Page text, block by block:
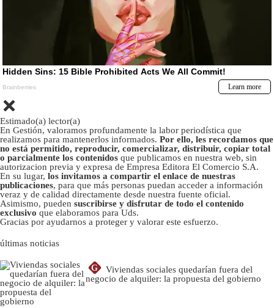
Estimado(a) lector(a)
En Gestión, valoramos profundamente la labor periodística que
realizamos para mantenerlos informados. Por ello, les recordamos que
no está permitido, reproducir, comercializar, distribuir, copiar total
o parcialmente los contenidos que publicamos en nuestra web, sin
autorizacion previa y expresa de Empresa Editora El Comercio S.A.
En su lugar, los invitamos a compartir el enlace de nuestras
publicaciones, para que más personas puedan acceder a información
veraz y de calidad directamente desde nuestra fuente oficial.
Asimismo, pueden suscribirse y disfrutar de todo el contenido
exclusivo que elaboramos para Uds.
Gracias por ayudarnos a proteger y valorar este esfuerzo.
últimas noticias
G
Viviendas sociales quedarían fuera del
negocio de alquiler: la propuesta del gobierno